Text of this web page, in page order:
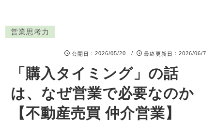
営業思考力
公開日 ：2026/05/20 / 最終更新日 ：2026/06/7
「購入タイミング」の話
は、なぜ営業で必要なのか
【不動産売買 仲介営業】